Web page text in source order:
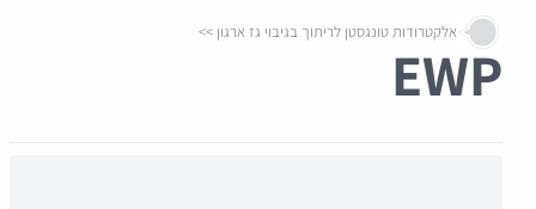
אלקטרודות טונגסטן לריתוך בגיבוי גז ארגון
EWP